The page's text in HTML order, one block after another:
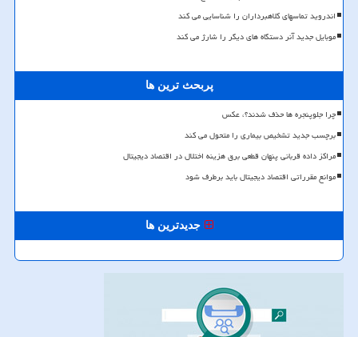
اندروید تماسهای کلاهبرداران را شناسایی می کند
موبایل جدید آنر دستگاه های دیگر را شارژ می کند
پربحث ترین ها
چرا جلوپنجره ها حذف شدند؟، عکس
برچسب جدید تشخیص بیماری را متحول می کند
مراکز داده قربانی پنهان قطعی برق هزینه اختلال در اقتصاد دیجیتال
موانع مقرراتی اقتصاد دیجیتال باید برطرف شود
جدیدترین ها